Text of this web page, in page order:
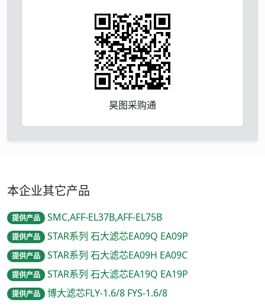
昊图采购通
本企业其它产品
提供产品 SMC,AFF-EL37B,AFF-EL75B
提供产品 STAR系列 石大滤芯EA09Q EA09P
提供产品 STAR系列 石大滤芯EA09H EA09C
提供产品 STAR系列 石大滤芯EA19Q EA19P
提供产品 博大滤芯FLY-1.6/8 FYS-1.6/8